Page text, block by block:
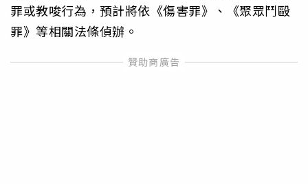
罪或教唆行為，預計將依《傷害罪》、《聚眾鬥毆
罪》等相關法條偵辦。